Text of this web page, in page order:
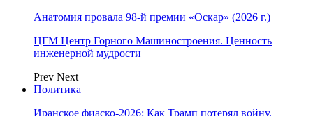
Анатомия провала 98-й премии «Оскар» (2026 г.)
ЦГМ Центр Горного Машиностроения. Ценность
инженерной мудрости
Prev Next
Политика
Иранское фиаско-2026: Как Трамп потерял войну,